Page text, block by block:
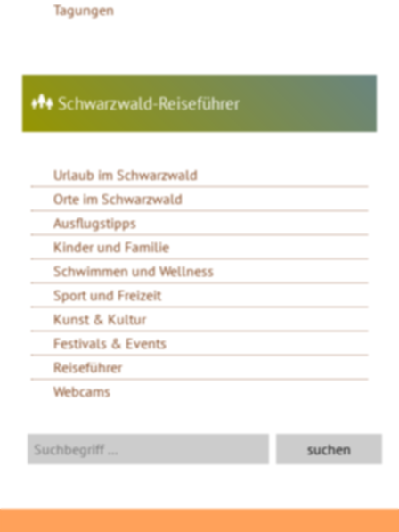
Tagungen
Schwarzwald-Reiseführer
Urlaub im Schwarzwald
Orte im Schwarzwald
Ausflugstipps
Kinder und Familie
Schwimmen und Wellness
Sport und Freizeit
Kunst & Kultur
Festivals & Events
Reiseführer
Webcams